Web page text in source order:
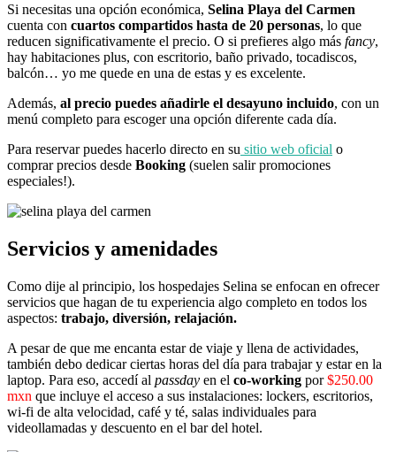
Si necesitas una opción económica, Selina Playa del Carmen
cuenta con cuartos compartidos hasta de 20 personas, lo que
reducen significativamente el precio. O si prefieres algo más fancy,
hay habitaciones plus, con escritorio, baño privado, tocadiscos,
balcón… yo me quede en una de estas y es excelente.
Además, al precio puedes añadirle el desayuno incluido, con un
menú completo para escoger una opción diferente cada día.
Para reservar puedes hacerlo directo en su sitio web oficial o
comprar precios desde Booking (suelen salir promociones
especiales!).
Servicios y amenidades
Como dije al principio, los hospedajes Selina se enfocan en ofrecer
servicios que hagan de tu experiencia algo completo en todos los
aspectos: trabajo, diversión, relajación.
A pesar de que me encanta estar de viaje y llena de actividades,
también debo dedicar ciertas horas del día para trabajar y estar en la
laptop. Para eso, accedí al passday en el co-working por$250.00
mxn que incluye el acceso a sus instalaciones: lockers, escritorios,
wi-fi de alta velocidad, café y té, salas individuales para
videollamadas y descuento en el bar del hotel.